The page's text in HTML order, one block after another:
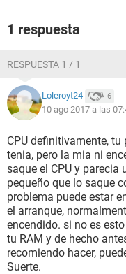
1 respuesta
RESPUESTA 1 / 1
Loleroyt24 6
10 ago 2017 a las
CPU definitivamente,
tenia, pero la mia ni
saque el CPU y parecia
pequeño que lo saque
problema puede estar
el arranque,
encendido. si no es
tu RAM y de hecho
recomiendo hacer,
Suerte.